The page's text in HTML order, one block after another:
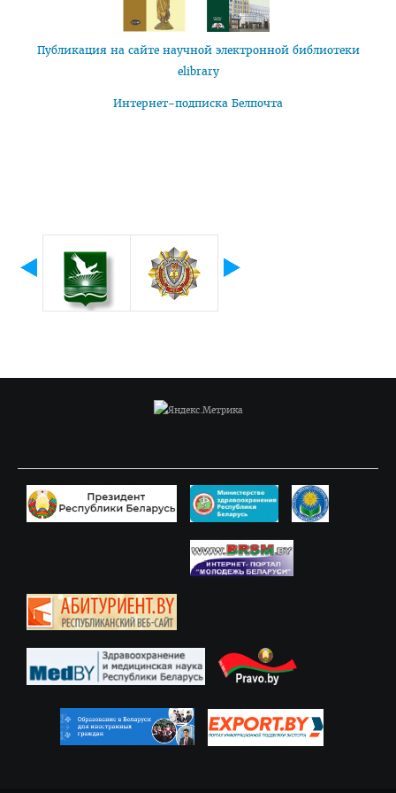
Подтверждение квалификации (провизоры)
Подтверждение квалификации (стоматология)
Алгоритм получения справки о самостоятельном
Цифровой кабинет иностранного абитуриента
Учебный процесс
Стоимость обучения и др. расходы
Последипломная подготовка
Стоимость обучения
Подача документов
Наши лучшие выпускники
Отзывы выпускников
Воспитательная работа
Информационно - консультационный пункт
Публикация на сайте научной электронной библиотеки
elibrary
Интернет-подписка Белпочта